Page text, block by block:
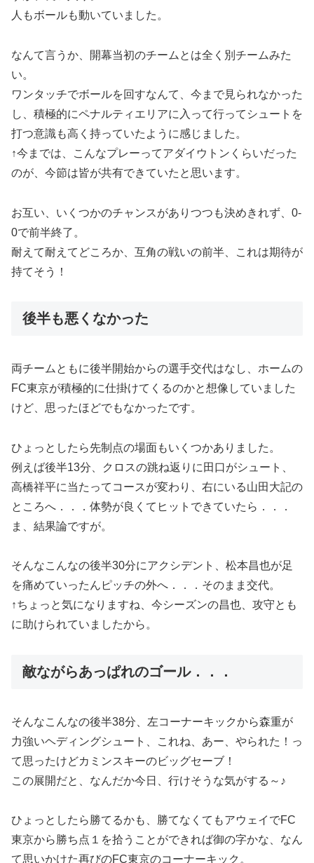
人もボールも動いていました。
なんて言うか、開幕当初のチームとは全く別チームみた
い。
ワンタッチでボールを回すなんて、今まで見られなかった
し、積極的にペナルティエリアに入って行ってシュートを
打つ意識も高く持っていたように感じました。
↑今までは、こんなプレーってアダイウトンくらいだった
のが、今節は皆が共有できていたと思います。
お互い、いくつかのチャンスがありつつも決めきれず、0-
0で前半終了。
耐えて耐えてどころか、互角の戦いの前半、これは期待が
持てそう！
後半も悪くなかった
両チームともに後半開始からの選手交代はなし、ホームの
FC東京が積極的に仕掛けてくるのかと想像していました
けど、思ったほどでもなかったです。
ひょっとしたら先制点の場面もいくつかありました。
例えば後半13分、クロスの跳ね返りに田口がシュート、
高橋祥平に当たってコースが変わり、右にいる山田大記の
ところへ．．．体勢が良くてヒットできていたら．．．
ま、結果論ですが。
そんなこんなの後半30分にアクシデント、松本昌也が足
を痛めていったんピッチの外へ．．．そのまま交代。
↑ちょっと気になりますね、今シーズンの昌也、攻守とも
に助けられていましたから。
敵ながらあっぱれのゴール．．．
そんなこんなの後半38分、左コーナーキックから森重が
力強いヘディングシュート、これね、あー、やられた！っ
て思ったけどカミンスキーのビッグセーブ！
この展開だと、なんだか今日、行けそうな気がする～♪
ひょっとしたら勝てるかも、勝てなくてもアウェイでFC
東京から勝ち点１を拾うことができれば御の字かな、なん
て思いかけた再びのFC東京のコーナーキック。